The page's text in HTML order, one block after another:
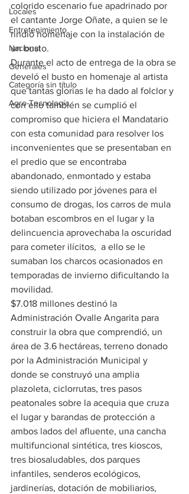
Locales
Entretenimiento
Nacional
Generales
Categoría sin título
Agro-Tecnología
colorido escenario fue apadrinado por
el cantante Jorge Oñate, a quien se le
rindió homenaje con la instalación de
un busto.
Durante el acto de entrega de la obra se
develó el busto en homenaje al artista
que tantas glorias le ha dado al folclor y
con ello también se cumplió el
compromiso que hiciera el Mandatario
con esta comunidad para resolver los
inconvenientes que se presentaban en
el predio que se encontraba
abandonado, enmontado y estaba
siendo utilizado por jóvenes para el
consumo de drogas, los carros de mula
botaban escombros en el lugar y la
delincuencia aprovechaba la oscuridad
para cometer ilícitos,  a ello se le
sumaban los charcos ocasionados en
temporadas de invierno dificultando la
movilidad.
$7.018 millones destinó la
Administración Ovalle Angarita para
construir la obra que comprendió, un
área de 3.6 hectáreas, terreno donado
por la Administración Municipal y
donde se construyó una amplia
plazoleta, ciclorrutas, tres pasos
peatonales sobre la acequia que cruza
el lugar y barandas de protección a
ambos lados del afluente, una cancha
multifuncional sintética, tres kioscos,
tres biosaludables, dos parques
infantiles, senderos ecológicos,
jardinerías, dotación de mobiliarios,